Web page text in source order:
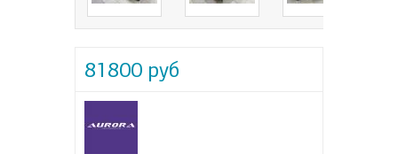
81800 руб